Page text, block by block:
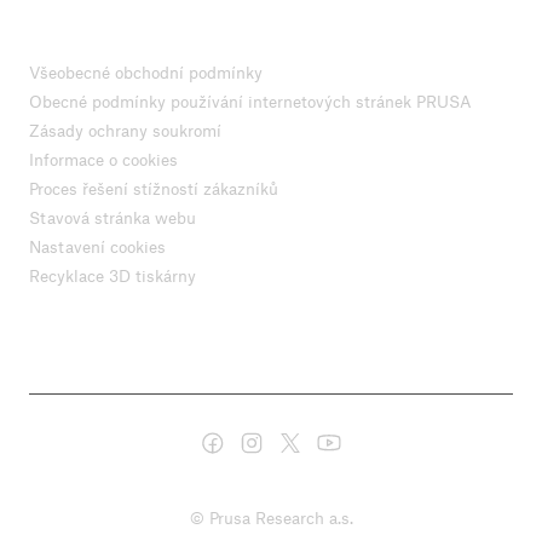
Všeobecné obchodní podmínky
Obecné podmínky používání internetových stránek PRUSA
Zásady ochrany soukromí
Informace o cookies
Proces řešení stížností zákazníků
Stavová stránka webu
Nastavení cookies
Recyklace 3D tiskárny
© Prusa Research a.s.